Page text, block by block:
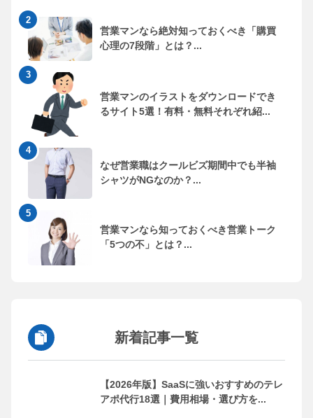
営業マンなら絶対知っておくべき「購買
心理の7段階」とは？...
営業マンのイラストをダウンロードでき
るサイト5選！有料・無料それぞれ紹...
なぜ営業職はクールビズ期間中でも半袖
シャツがNGなのか？...
営業マンなら知っておくべき営業トーク
「5つの不」とは？...
新着記事一覧
【2026年版】SaaSに強いおすすめのテレ
アポ代行18選｜費用相場・選び方を...